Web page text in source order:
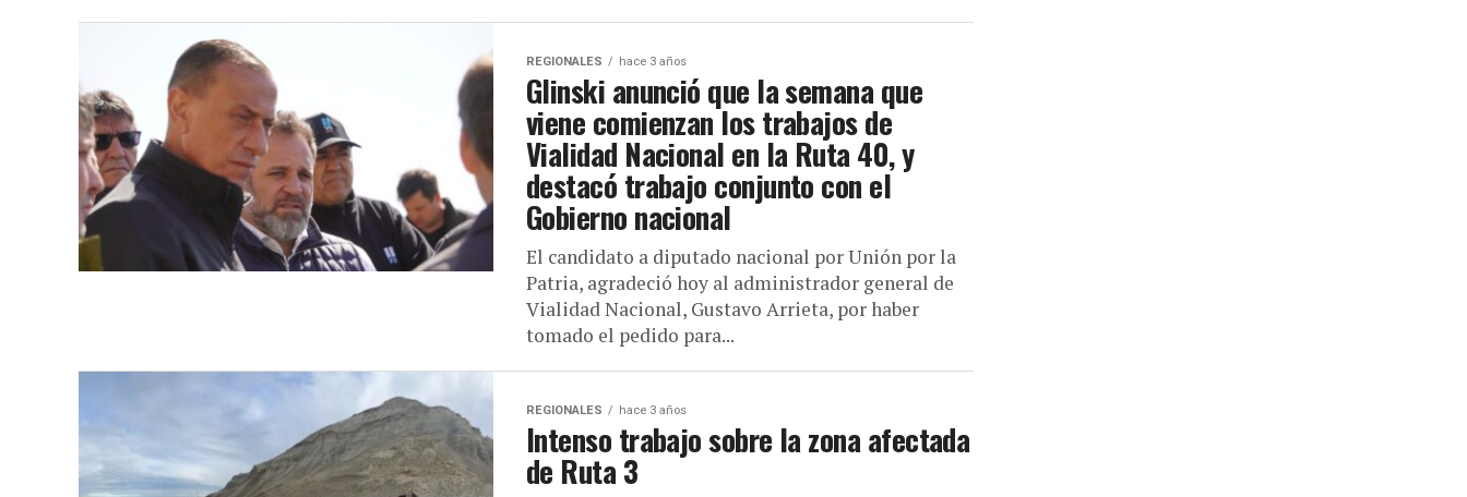
REGIONALES hace 3 años
Glinski anunció que la semana que
viene comienzan los trabajos de
Vialidad Nacional en la Ruta 40, y
destacó trabajo conjunto con el
Gobierno nacional
El candidato a diputado nacional por Unión por la
Patria, agradeció hoy al administrador general de
Vialidad Nacional, Gustavo Arrieta, por haber
tomado el pedido para...
REGIONALES hace 3 años
Intenso trabajo sobre la zona afectada
de Ruta 3